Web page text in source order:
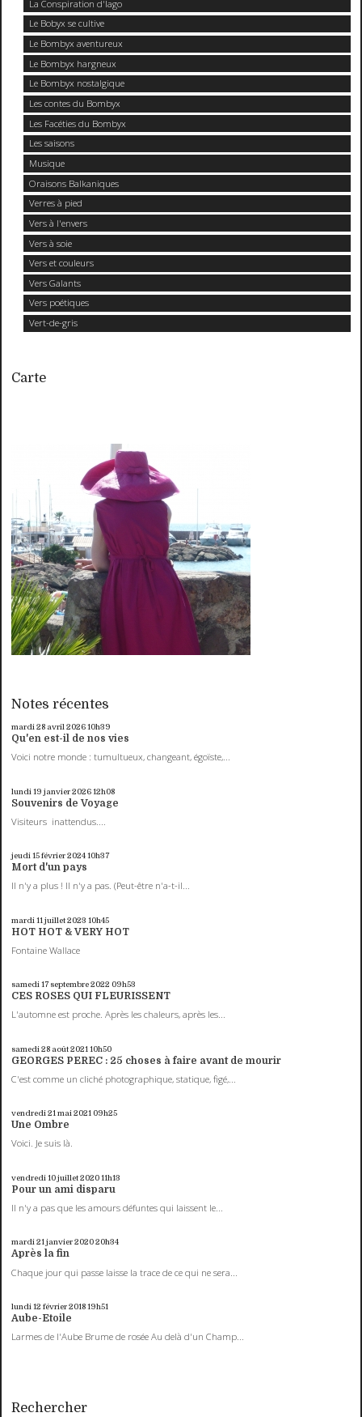
La Conspiration d'Iago
Le Bobyx se cultive
Le Bombyx aventureux
Le Bombyx hargneux
Le Bombyx nostalgique
Les contes du Bombyx
Les Facéties du Bombyx
Les saisons
Musique
Oraisons Balkaniques
Verres à pied
Vers à l'envers
Vers à soie
Vers et couleurs
Vers Galants
Vers poétiques
Vert-de-gris
Carte
Notes récentes
mardi 28 avril 202610h39
Qu'en est-il de nos vies
Voici notre monde : tumultueux, changeant, égoïste,...
lundi 19 janvier 202612h08
Souvenirs de Voyage
Visiteurs inattendus....
jeudi 15février 202410h37
Mort d'un pays
Il n'y a plus ! Il n'y a pas. (Peut-être n'a-t-il...
mardi 11 juillet 2023 10h45
HOT HOT & VERY HOT
Fontaine Wallace
samedi 17 septembre 2022 09h53
CES ROSES QUI FLEURISSENT
L'automne est proche. Après les chaleurs, après les...
samedi 28 août 2021 10h50
GEORGES PEREC : 25 choses à faire avant de mourir
C'est comme un cliché photographique, statique, figé,...
vendredi 21mai 2021 09h25
Une Ombre
Voici. Je suis là.
vendredi 10juillet 202011h13
Pour un ami disparu
Il n'y a pas que les amours défuntes qui laissent le...
mardi 21janvier 202020h34
Après la fin
Chaque jour qui passe laisse la trace de ce qui ne sera...
lundi 12 février 201819h51
Aube-Etoile
Larmes de l'Aube Brume de rosée Au delà d'un Champ...
Rechercher